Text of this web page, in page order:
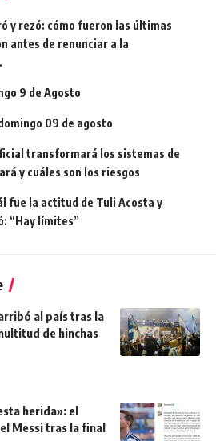
y rezó: cómo fueron las últimas
antes de renunciar a la
9 de Agosto
09 de agosto
transformará los sistemas de
y cuáles son los riesgos
fue la actitud de Tuli Acosta y
“Hay límites”
al país tras la
de hinchas
herida»: el
Messi tras la final